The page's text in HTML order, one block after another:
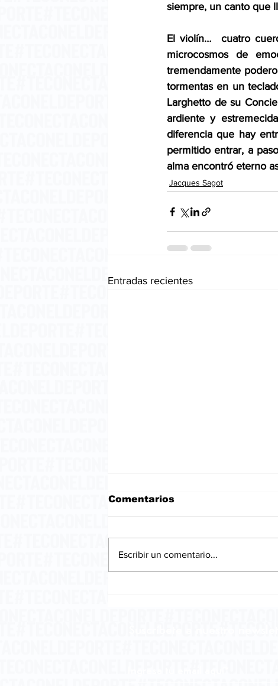
siempre, un canto que
El violín…  cuatro
microcosmos de
tremendamente
tormentas en un
Larghetto de su
ardiente y
diferencia que hay
permitido entrar, a
alma encontró eterno
Jacques Sagot
Entradas recientes
Comentarios
Escribir un comentario...